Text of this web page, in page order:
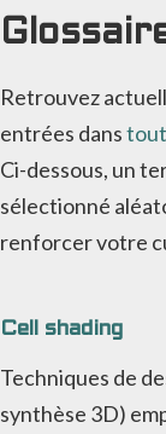
Retrouvez
entrées dans
Ci-dessous, un
sélectionné
renforcer votre
Cell shading
Techniques de
synthèse 3D)